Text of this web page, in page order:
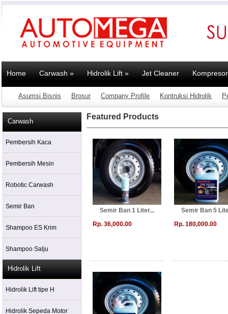
Home Carwash » Hidrolik Lift » Jet Cleaner Kompresor
Asumsi Bisnis Brosur Company Profile Kontruksi Hidrolik
Carwash
Pembersih Kaca
Pembersih Mesin
Robotic Carwash
Semir Ban
Shampoo ES Krim
Shampoo Salju
Hidrolik Lift
Hidrolik Lift tipe H
Hidrolik Sepeda Motor
Featured Products
Semir Ban 1 Liter...
Rp. 36,000.00
Semir Ban 5
Rp. 180,000.00